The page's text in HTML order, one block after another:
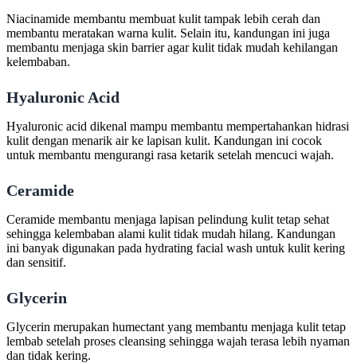
Niacinamide membantu membuat kulit tampak lebih cerah dan
membantu meratakan warna kulit. Selain itu, kandungan ini juga
membantu menjaga skin barrier agar kulit tidak mudah kehilangan
kelembaban.
Hyaluronic Acid
Hyaluronic acid dikenal mampu membantu mempertahankan hidrasi
kulit dengan menarik air ke lapisan kulit. Kandungan ini cocok
untuk membantu mengurangi rasa ketarik setelah mencuci wajah.
Ceramide
Ceramide membantu menjaga lapisan pelindung kulit tetap sehat
sehingga kelembaban alami kulit tidak mudah hilang. Kandungan
ini banyak digunakan pada hydrating facial wash untuk kulit kering
dan sensitif.
Glycerin
Glycerin merupakan humectant yang membantu menjaga kulit tetap
lembab setelah proses cleansing sehingga wajah terasa lebih nyaman
dan tidak kering.